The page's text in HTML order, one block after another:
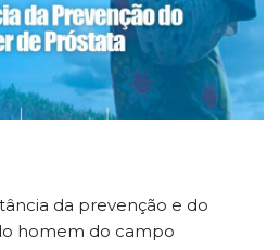
da prevenção e do
homem do campo